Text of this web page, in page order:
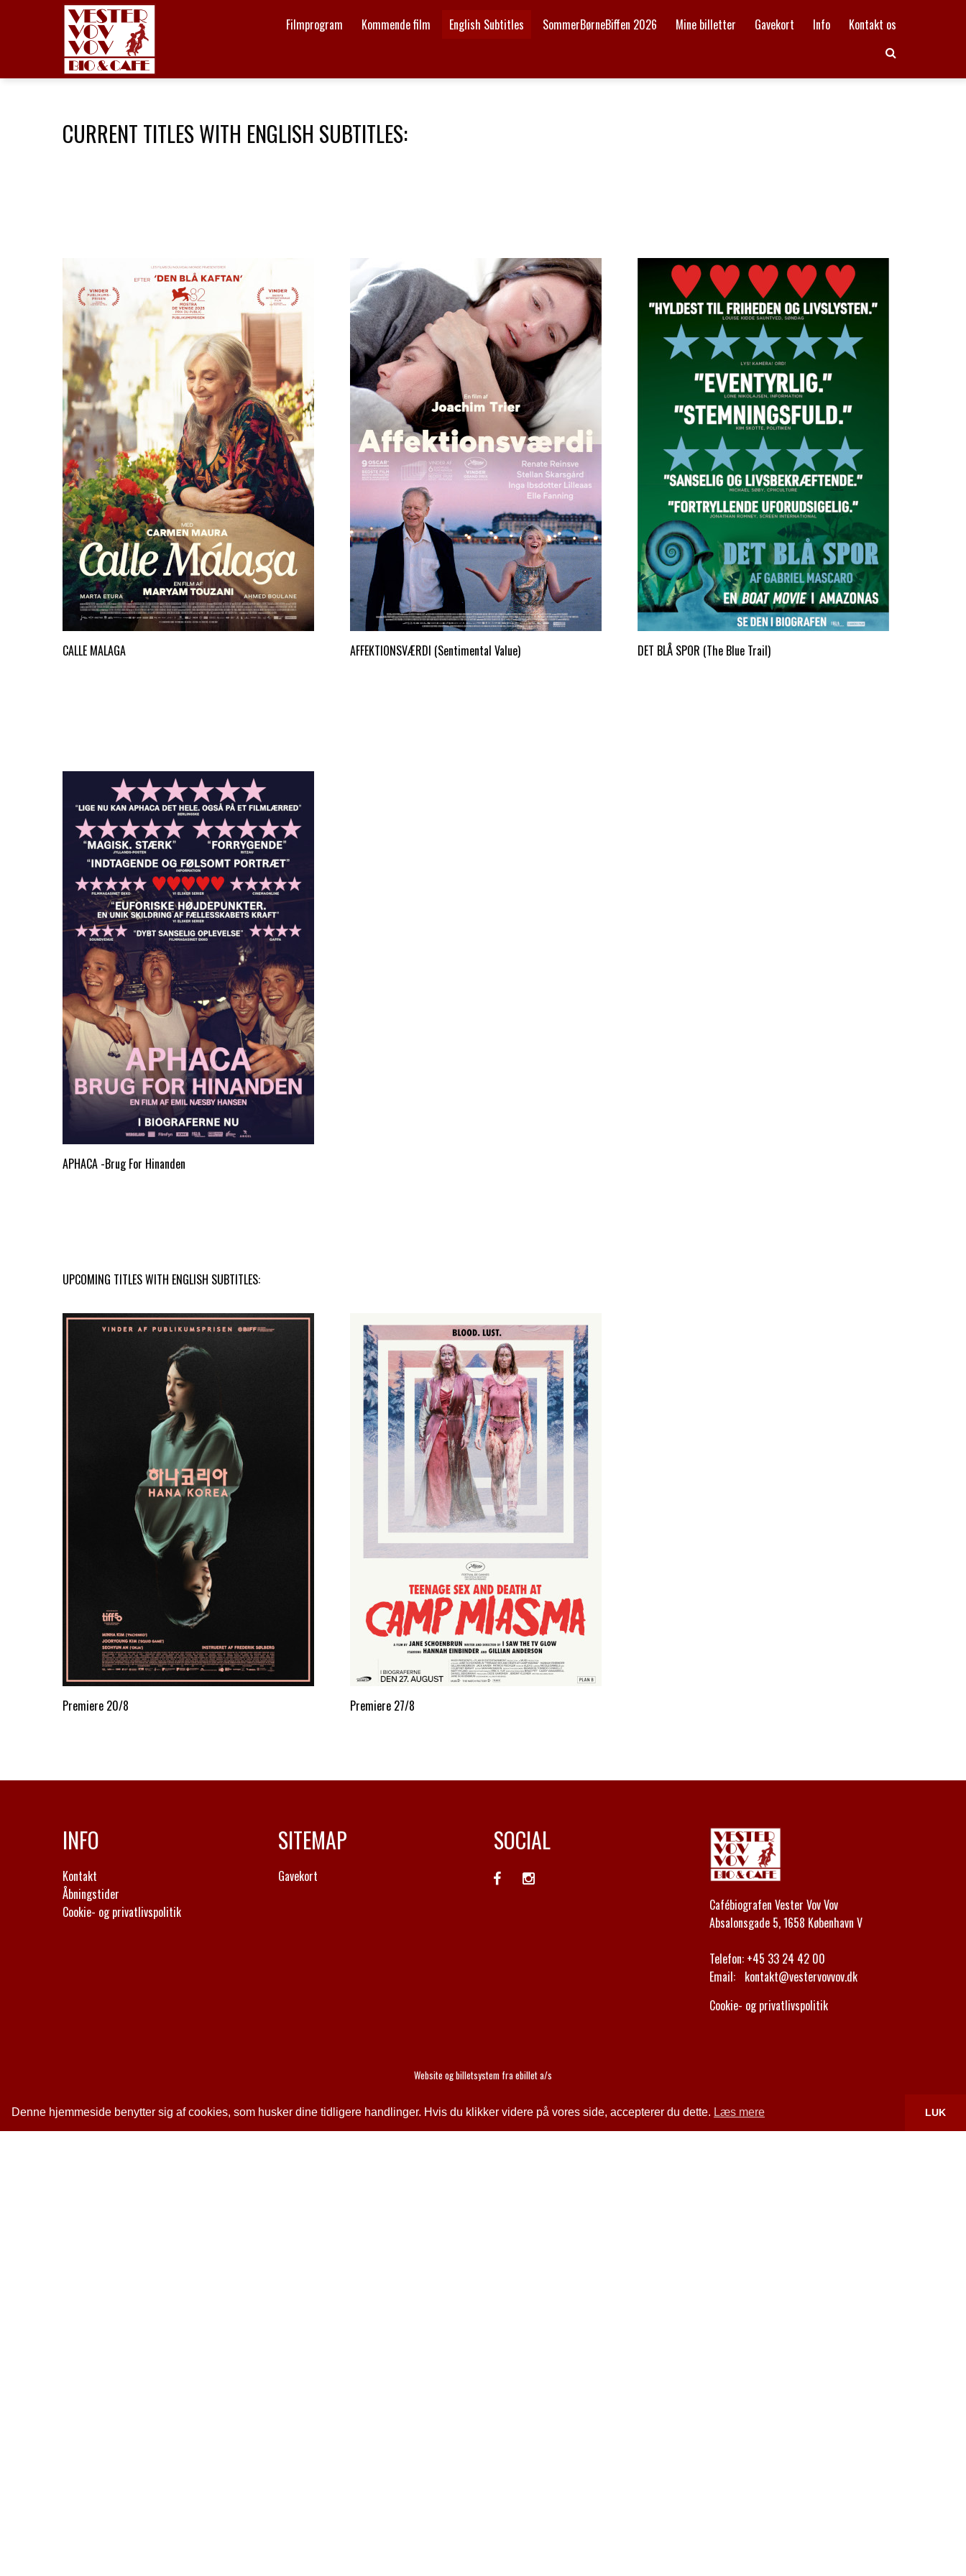
Denne hjemmeside benytter sig af cookies, som husker dine tidligere handlinger. Hvis du klikker videre på vores side, accepterer du dette. Læs mere LUK
Filmprogram Kommende film English Subtitles SommerBørneBiffen 2026 Mine billetter Gavekort Info Kontakt os
CURRENT TITLES WITH ENGLISH SUBTITLES:
CALLE MALAGA AFFEKTIONSVÆRDI (Sentimental Value) DET BLÅ SPOR (The Blue Trail)
APHACA -Brug For Hinanden
UPCOMING TITLES WITH ENGLISH SUBTITLES:
Premiere 20/8 Premiere 27/8
INFO
Kontakt
Åbningstider
Cookie- og privatlivspolitik
SITEMAP
Gavekort
SOCIAL
Cafébiografen Vester Vov Vov
Absalonsgade 5, 1658 København V
Telefon: +45 33 24 42 00
Email: kontakt@vestervovvov.dk
Cookie- og privatlivspolitik
Website og billetsystem fra ebillet a/s